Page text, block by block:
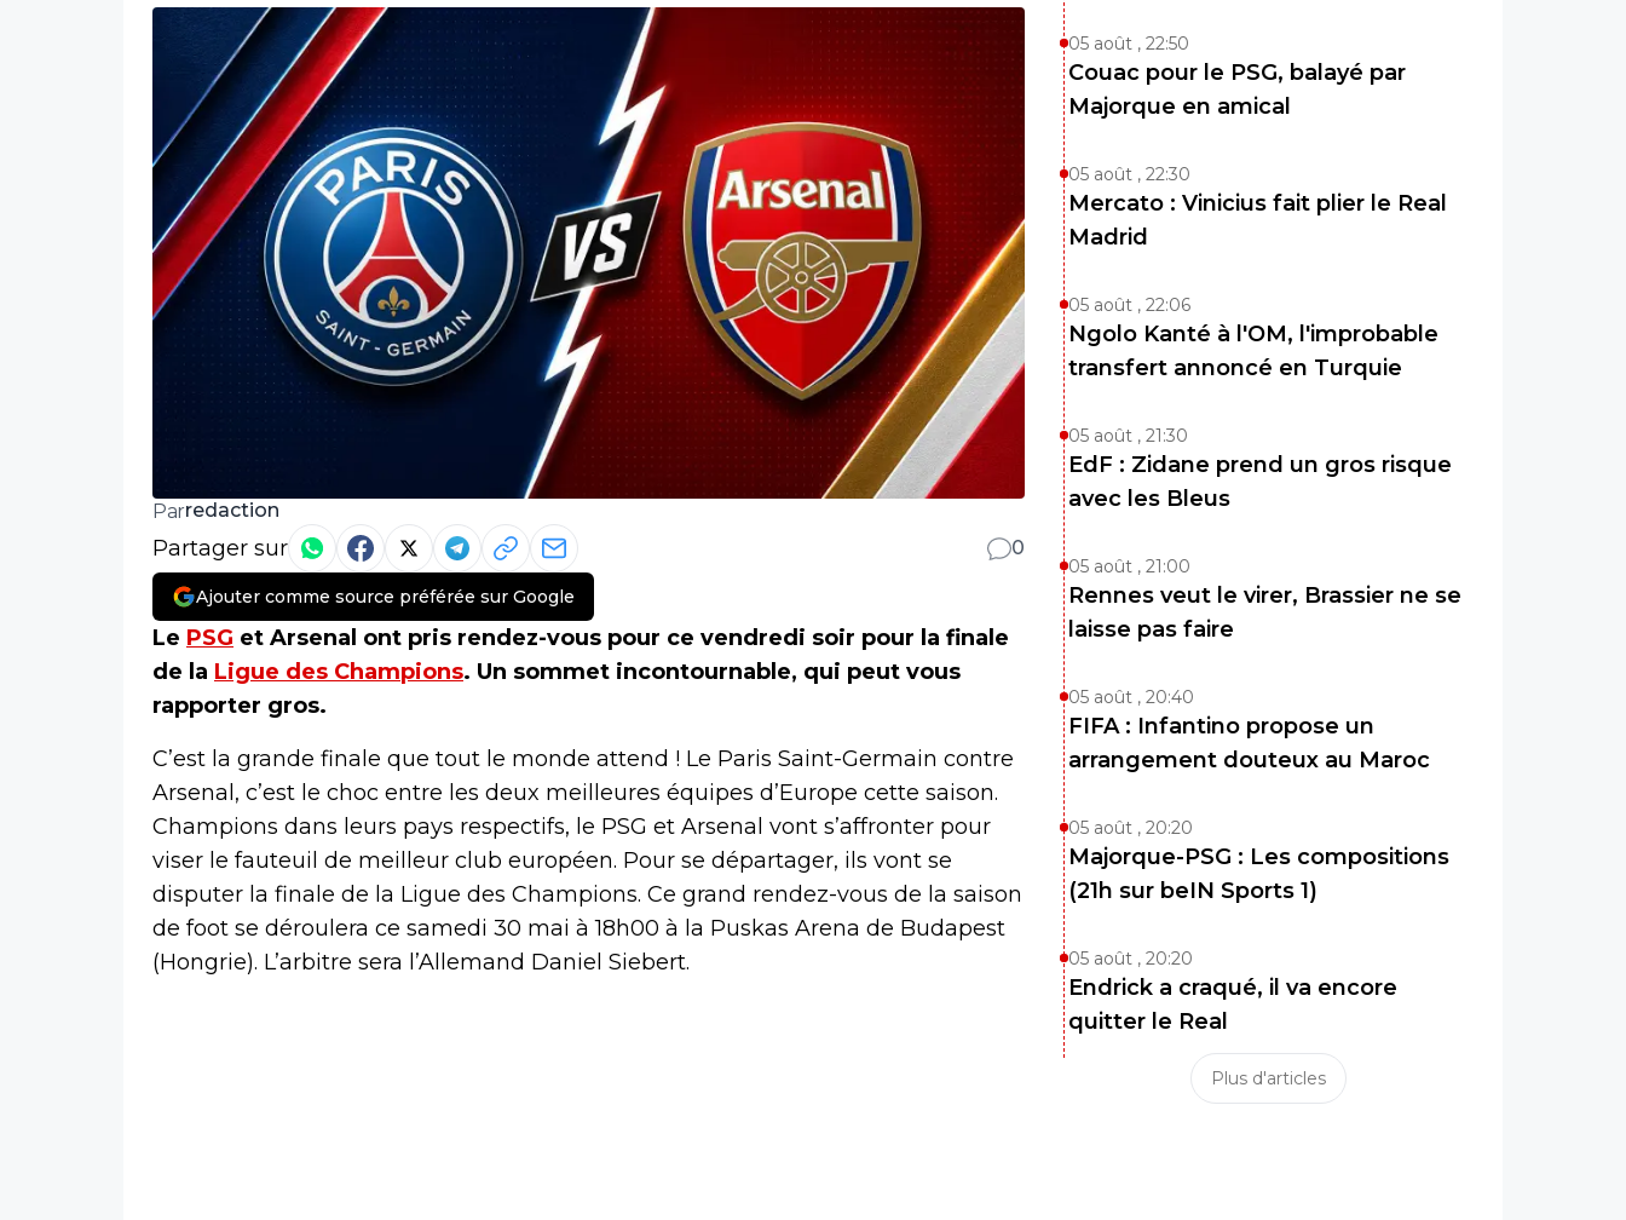
Parredaction
Partager sur 0
Ajouter comme source préférée sur Google
Le PSG et Arsenal ont pris rendez-vous pour ce vendredi soir pour la finale
de la Ligue des Champions. Un sommet incontournable, qui peut vous
rapporter gros.
C’est la grande finale que tout le monde attend ! Le Paris Saint-Germain contre
Arsenal, c’est le choc entre les deux meilleures équipes d’Europe cette saison.
Champions dans leurs pays respectifs, le PSG et Arsenal vont s’affronter pour
viser le fauteuil de meilleur club européen. Pour se départager, ils vont se
disputer la finale de la Ligue des Champions. Ce grand rendez-vous de la saison
de foot se déroulera ce samedi 30 mai à 18h00 à la Puskas Arena de Budapest
(Hongrie). L’arbitre sera l’Allemand Daniel Siebert.
05 août , 22:50
Couac pour le PSG, balayé par
Majorque en amical
05 août , 22:30
Mercato : Vinicius fait plier le Real
Madrid
05 août , 22:06
Ngolo Kanté à l'OM, l'improbable
transfert annoncé en Turquie
05 août , 21:30
EdF : Zidane prend un gros risque
avec les Bleus
05 août , 21:00
Rennes veut le virer, Brassier ne se
laisse pas faire
05 août , 20:40
FIFA : Infantino propose un
arrangement douteux au Maroc
05 août , 20:20
Majorque-PSG : Les compositions
(21h sur beIN Sports 1)
05 août , 20:20
Endrick a craqué, il va encore
quitter le Real
Plus d'articles